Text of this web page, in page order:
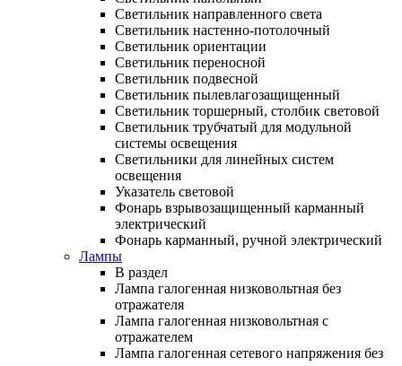
Светильник направленного света
Светильник настенно-потолочный
Светильник ориентации
Светильник переносной
Светильник подвесной
Светильник пылевлагозащищенный
Светильник торшерный, столбик световой
Светильник трубчатый для модульной
системы освещения
Светильники для линейных систем
освещения
Указатель световой
Фонарь взрывозащищенный карманный
электрический
Фонарь карманный, ручной электрический
Лампы
В раздел
Лампа галогенная низковольтная без
отражателя
Лампа галогенная низковольтная с
отражателем
Лампа галогенная сетевого напряжения без